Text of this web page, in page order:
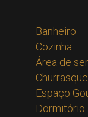
Banheiro
Cozinha
Área de
Espaço
Dormitório